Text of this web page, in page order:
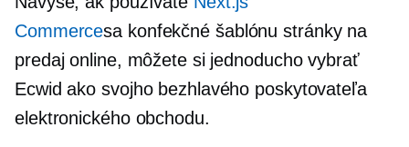
Commercesa konfekčné šablónu stránky na
predaj online, môžete si jednoducho vybrať
Ecwid ako svojho bezhlavého poskytovateľa
elektronického obchodu.